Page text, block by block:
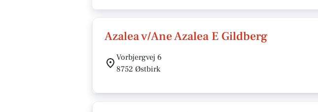
Azalea v/Ane Azalea E Gildberg
Vorbjergvej 6
8752 Østbirk